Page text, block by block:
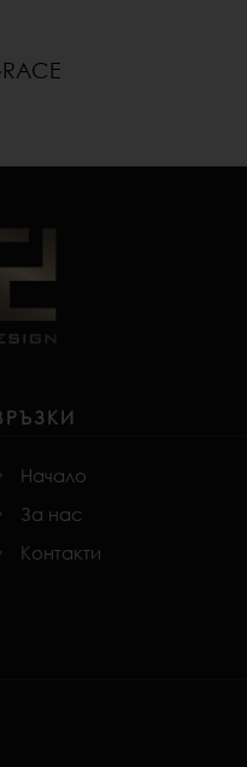
Начало
За нас
Контакти